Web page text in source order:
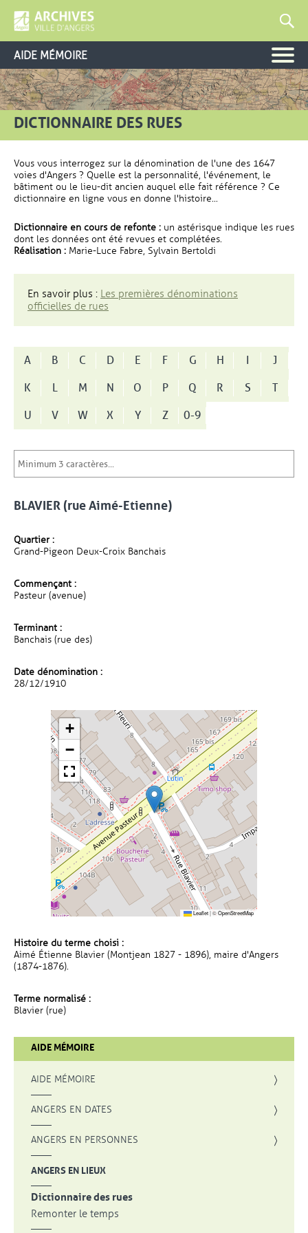
AIDE MÉMOIRE
DICTIONNAIRE DES RUES
Vous vous interrogez sur la dénomination de l'une des 1647
voies d'Angers ? Quelle est la personnalité, l'événement, le
bâtiment ou le lieu-dit ancien auquel elle fait référence ? Ce
dictionnaire en ligne vous en donne l'histoire...
Dictionnaire en cours de refonte : un astérisque indique les rues
dont les données ont été revues et complétées.
Réalisation : Marie-Luce Fabre, Sylvain Bertoldi
En savoir plus : Les premières dénominations
officielles de rues
A B C D E F G H I
J
K
L M N O P Q R S
T
U
V W X Y Z 0-9
BLAVIER (rue Aimé-Etienne)
Quartier :
Grand-Pigeon Deux-Croix Banchais
Commençant :
Pasteur (avenue)
Terminant :
Banchais (rue des)
Date dénomination :
28/12/1910
+
−
Leaflet|©OpenStreetMap
Histoire du terme choisi :
Aimé Étienne Blavier (Montjean 1827 - 1896), maire d'Angers
(1874-1876).
Terme normalisé :
Blavier (rue)
AIDE MÉMOIRE
AIDE MÉMOIRE
ANGERS EN DATES
ANGERS EN PERSONNES
ANGERS EN LIEUX
Dictionnaire des rues
Remonter le temps